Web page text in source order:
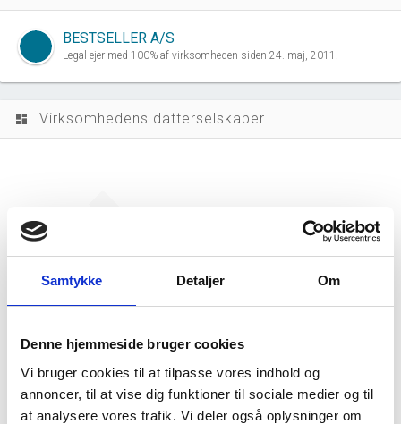
Samtykke Detaljer Om
Denne hjemmeside bruger cookies
Vi bruger cookies til at tilpasse vores indhold og
annoncer, til at vise dig funktioner til sociale medier og til
at analysere vores trafik. Vi deler også oplysninger om
BESTSELLER A/S
Legal ejer med 100% af virksomheden siden 24. maj, 2011.
dashboard Virksomhedens datterselskaber
BESTSELLER Logistics A/S har ingen
datterselskaber.